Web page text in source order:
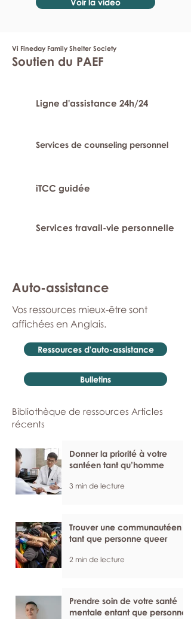
Voir la vidéo
Vi Fineday Family Shelter Society
Soutien du PAEF
Ligne d'assistance 24h/24
Services de counseling personnel
iTCC guidée
Services travail-vie personnelle
Auto-assistance
Vos ressources mieux-être sont
affichées en Anglais.
Ressources d'auto-assistance
Bulletins
Bibliothèque de ressources Articles
récents
Donner la priorité à votre
santéen tant qu’homme
3 min de lecture
Trouver une communautéen
tant que personne queer
2 min de lecture
Prendre soin de votre santé
mentale entant que personne